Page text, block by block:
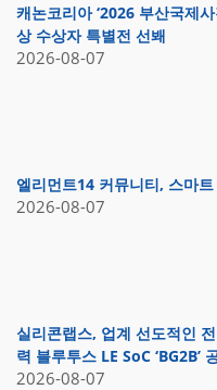
캐논코리아 ‘2026 부산국제
상 수상자 특별전 선봬
2026-08-07
엘리먼트14 커뮤니티, 스마
2026-08-07
실리콘랩스, 업계 선도적인
력 블루투스 LE SoC ‘BG2B’
2026-08-07